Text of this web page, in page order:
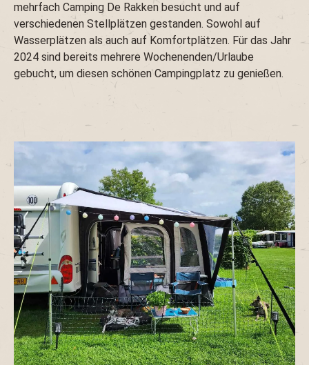
mehrfach Camping De Rakken besucht und auf
verschiedenen Stellplätzen gestanden. Sowohl auf
Wasserplätzen als auch auf Komfortplätzen. Für das Jahr
2024 sind bereits mehrere Wochenenden/Urlaube
gebucht, um diesen schönen Campingplatz zu genießen.